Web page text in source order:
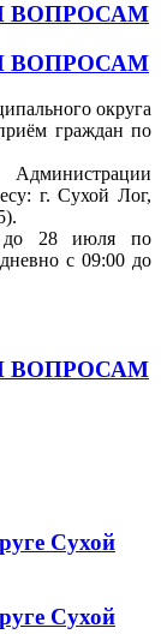
ВОПРОСАМ
ВОПРОСАМ
округа
граждан по
г. Сухой Лог,
до 28 июля по
с 09:00 до
ВОПРОСАМ
Сухой
Сухой